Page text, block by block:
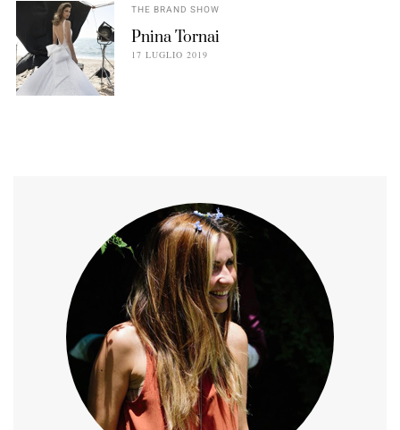
THE BRAND SHOW
Pnina Tornai
17 LUGLIO 2019